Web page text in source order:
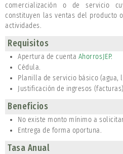
comercialización o de servicio
constituyen las ventas del producto
actividades.
Requisitos
Apertura de cuenta AhorrosJEP.
Cédula.
Planilla de servicio básico (agua,
Justificación de ingresos
Beneficios
No existe monto mínimo a
Entrega de forma oportuna.
Tasa Anual